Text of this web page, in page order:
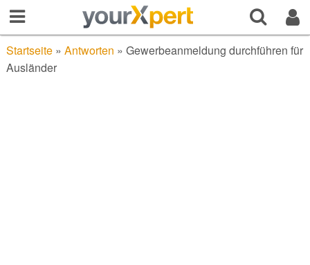
Startseite» Antworten » Gewerbeanmeldung durchführen für
Ausländer